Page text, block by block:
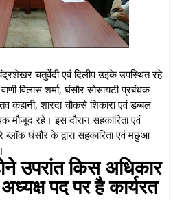
चतुर्वेदी एवं दिलीप उइके उपस्थित रहे
विलास शर्मा, घंसौर सोसायटी प्रबंधक
कहानी, शारदा चौकसे शिकारा एवं डब्बल
मौजूद रहे। इस दौरान सहकारिता एवं
घंसौर के द्वारा सहकारिता एवं मछुआ
उपरांत किस अधिकार
पद पर है कार्यरत